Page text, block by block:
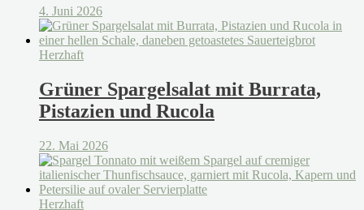
4. Juni 2026
Herzhaft
Grüner Spargelsalat mit Burrata,
Pistazien und Rucola
22. Mai 2026
Herzhaft